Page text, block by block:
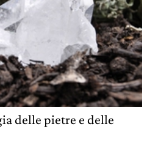
delle pietre e delle